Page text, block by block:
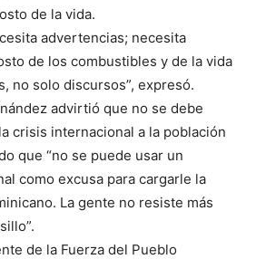
de la vida.
advertencias; necesita
de los combustibles y de la vida
no solo discursos”, expresó.
advirtió que no se debe
crisis internacional a la población
que “no se puede usar un
como excusa para cargarle la
La gente no resiste más
de la Fuerza del Pueblo